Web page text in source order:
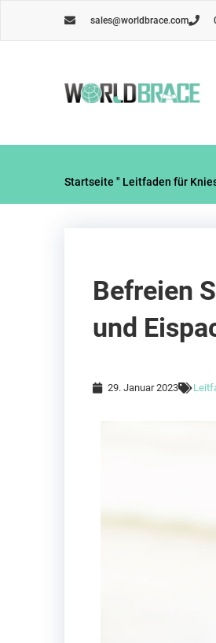
sales@worldbrace.com
Startseite " Leitfaden für
Befreien
und
29. Januar 2023